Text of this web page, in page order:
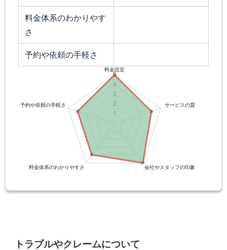
料金体系のわかりやす
さ
予約や依頼の手軽さ
トラブルやクレームについて